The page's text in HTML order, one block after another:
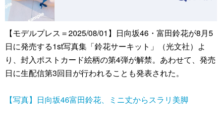
【モデルプレス＝2025/08/01】日向坂46・富田鈴花が8月5
日に発売する1st写真集「鈴花サーキット」（光文社）よ
り、封入ポストカード絵柄の第4弾が解禁。あわせて、発売
日に生配信第3回目が行われることも発表された。
【写真】日向坂46富田鈴花、ミニ丈からスラリ美脚